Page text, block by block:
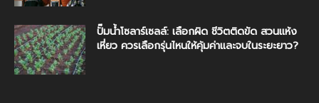
ปั๊มน้ำโซลาร์เซลล์: เลือกผิด ชีวิตติดขัด สวนแห้ง
เหี่ยว ควรเลือกรุ่นไหนให้คุ้มค่าและจบในระยะยาว?